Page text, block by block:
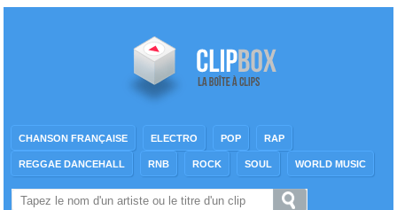
CHANSON FRANÇAISE ELECTRO POP RAP
REGGAE DANCEHALL RNB ROCK SOUL WORLD MUSIC